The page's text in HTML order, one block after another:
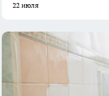
22 июля